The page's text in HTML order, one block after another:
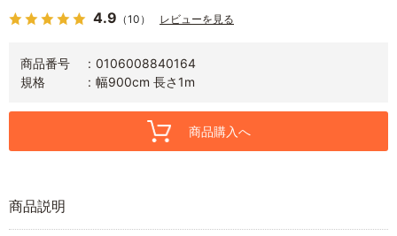
4.9 （10） レビューを見る
商品番号
0106008840164
規格
幅900cm 長さ1m
商品購入へ
商品説明